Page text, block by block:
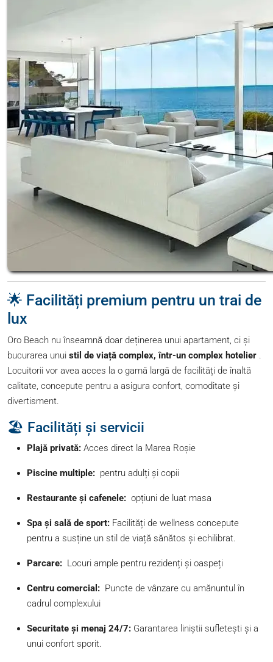
🌟 Facilități premium pentru un trai de
lux
Oro Beach nu înseamnă doar deținerea unui apartament, ci și
bucurarea unui stil de viață complex, într-un complex hotelier .
Locuitorii vor avea acces la o gamă largă de facilități de înaltă
calitate, concepute pentru a asigura confort, comoditate și
divertisment.
🏖️ Facilități și servicii
Plajă privată: Acces direct la Marea Roșie
Piscine multiple: pentru adulți și copii
Restaurante și cafenele: opțiuni de luat masa
Spa și sală de sport: Facilități de wellness concepute
pentru a susține un stil de viață sănătos și echilibrat.
Parcare: Locuri ample pentru rezidenți și oaspeți
Centru comercial: Puncte de vânzare cu amănuntul în
cadrul complexului
Securitate și menaj 24/7: Garantarea liniștii sufletești și a
unui confort sporit.